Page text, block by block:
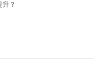
升？